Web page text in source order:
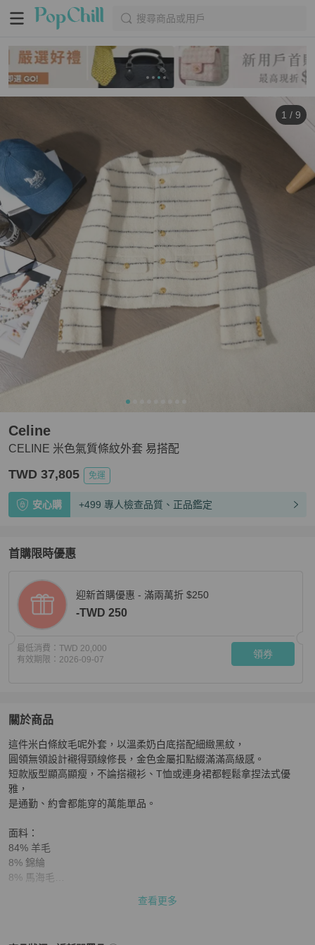
搜尋商品或用戶
1 / 9
CELINE 米色氣質條紋外套 易搭配
Celine
TWD 37,805 免運
安心購 +499 專人檢查品質、正品鑑定
首購限時優惠
迎新首購優惠 - 滿兩萬折 $250
-TWD 250
最低消費： TWD 20,000
有效期限： 2026-09-07 領券
關於商品
關於CELINE 米色氣質條紋外套 易搭配商品詳情與購買須知
這件米白條紋毛呢外套，以溫柔奶白底搭配細緻黑紋，
圓領無領設計襯得頸線修長，金色金屬扣點綴滿滿高級感。
短款版型顯高顯瘦，不論搭襯衫、T恤或連身裙都輕鬆拿捏法式優
雅，
是通勤、約會都能穿的萬能單品。
面料：
84% 羊毛
8% 錦綸
8% 馬海毛
查看更多